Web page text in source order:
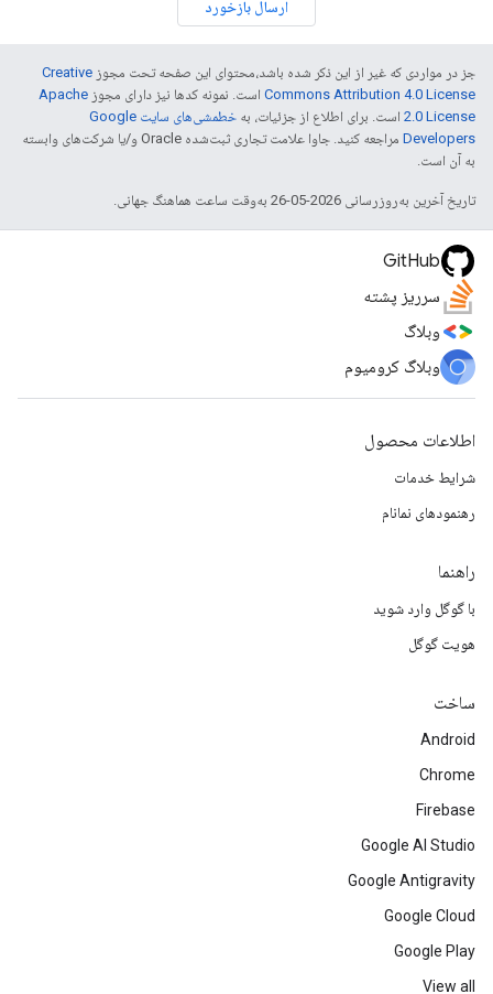
ارسال بازخورد
جز در مواردی که غیر از این ذکر شده باشد،‌محتوای این صفحه تحت مجوز Creative
Commons Attribution 4.0 License است. نمونه کدها نیز دارای مجوز Apache
2.0 License است. برای اطلاع از جزئیات، به
خطمشی‌های سایت Google
Developers‏
مراجعه کنید. جاوا علامت تجاری ثبت‌شده Oracle و/یا شرکت‌های وابسته
به آن است.
تاریخ آخرین به‌روزرسانی 2026-05-26 به‌وقت ساعت هماهنگ جهانی.
GitHub
سرریز پشته
وبلاگ
وبلاگ کرومیوم
اطلاعات محصول
شرایط خدمات
رهنمودهای نمانام
راهنما
با گوگل وارد شوید
هویت گوگل
ساخت
Android
Chrome
Firebase
Google AI Studio
Google Antigravity
Google Cloud
Google Play
View all